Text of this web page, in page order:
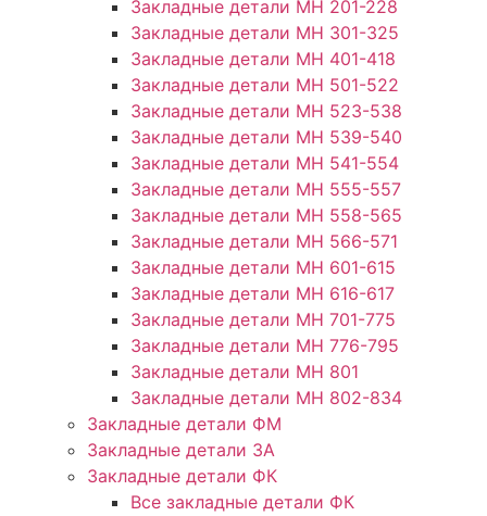
Закладные детали МН 201-228
Закладные детали МН 301-325
Закладные детали МН 401-418
Закладные детали МН 501-522
Закладные детали МН 523-538
Закладные детали МН 539-540
Закладные детали МН 541-554
Закладные детали МН 555-557
Закладные детали МН 558-565
Закладные детали МН 566-571
Закладные детали МН 601-615
Закладные детали МН 616-617
Закладные детали МН 701-775
Закладные детали МН 776-795
Закладные детали МН 801
Закладные детали МН 802-834
Закладные детали ФМ
Закладные детали ЗА
Закладные детали ФК
Все закладные детали ФК